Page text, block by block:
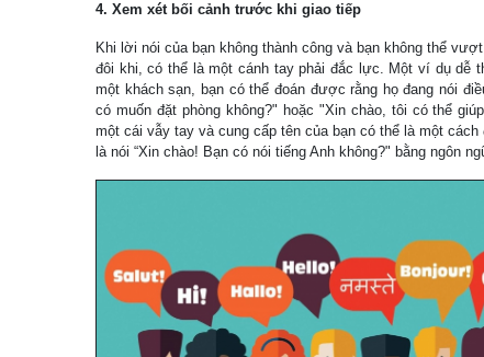
4. Xem xét bối cảnh trước khi giao tiếp
Khi lời nói của bạn không thành công và bạn không thể
đôi khi, có thể là một cánh tay phải đắc lực. Một ví dụ dễ
một khách sạn, bạn có thể đoán được rằng họ đang nói
có muốn đặt phòng không?" hoặc "Xin chào, tôi có thể
một cái vẫy tay và cung cấp tên của bạn có thể là một
là nói “Xin chào! Bạn có nói tiếng Anh không?" bằng ngôn